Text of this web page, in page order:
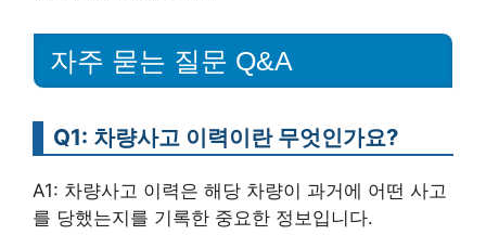
자주 묻는 질문 Q&A
Q1: 차량사고 이력이란 무엇인가요?
A1: 차량사고 이력은 해당 차량이 과거에 어떤 사고
를 당했는지를 기록한 중요한 정보입니다.